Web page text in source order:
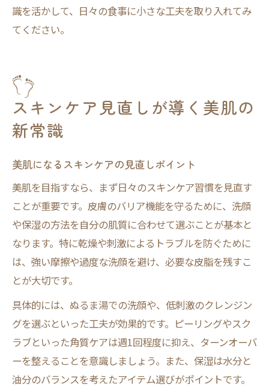
識を活かして、日々の食事に小さな工夫を取り入れてみ
てください。
スキンケア見直しが導く美肌の
新常識
美肌になるスキンケアの見直しポイント
美肌を目指すなら、まず日々のスキンケア習慣を見直す
ことが重要です。皮膚のバリア機能を守るために、洗顔
や保湿の方法を自分の肌質に合わせて選ぶことが基本と
なります。特に乾燥や刺激によるトラブルを防ぐために
は、強い摩擦や過度な洗顔を避け、必要な皮脂を残すこ
とが大切です。
具体的には、ぬるま湯での洗顔や、低刺激のクレンジン
グを選ぶといった工夫が効果的です。ピーリングやスク
ラブといった角質ケアは週1回程度に抑え、ターンオーバ
ーを整えることを意識しましょう。また、保湿は水分と
油分のバランスを考えたアイテム選びがポイントです。